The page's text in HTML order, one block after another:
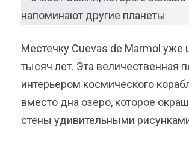
Местечку Cuevas de Marmol уже
тысяч лет. Эта величественная
интерьером космического
вместо дна озеро, которое
стены удивительными